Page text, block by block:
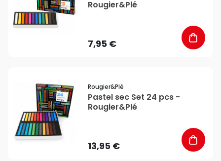
Rougier&Plé
7,95 €
Rougier&plé
Pastel sec Set 24 pcs -
Rougier&Plé
13,95 €